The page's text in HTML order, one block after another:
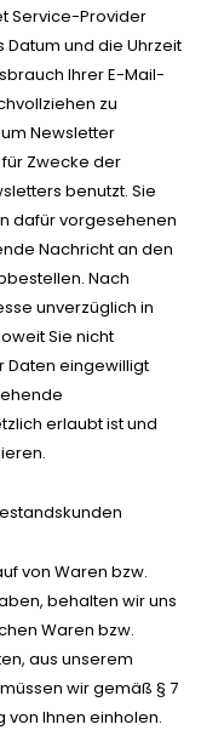
Service-Provider
und die Uhrzeit
Ihrer E-Mail-
zu
Newsletter
Zwecke der
benutzt. Sie
dafür vorgesehenen
Nachricht an den
Nach
unverzüglich in
Sie nicht
Daten eingewilligt
erlaubt ist und
von Waren bzw.
behalten wir uns
Waren bzw.
aus unserem
wir gemäß § 7
von Ihnen einholen.